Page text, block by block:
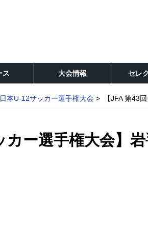
ス 大会情報 セレ
本U-12サッカー選手権大会 【JFA 第43
カー選手権大会】